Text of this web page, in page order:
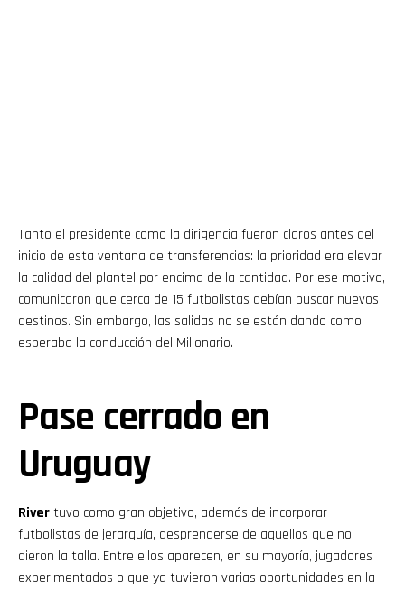
Tanto el presidente como la dirigencia fueron claros antes del
inicio de esta ventana de transferencias: la prioridad era elevar
la calidad del plantel por encima de la cantidad. Por ese motivo,
comunicaron que cerca de 15 futbolistas debían buscar nuevos
destinos. Sin embargo, las salidas no se están dando como
esperaba la conducción del Millonario.
Pase cerrado en
Uruguay
Rivertuvo como gran objetivo, además de incorporar
futbolistas de jerarquía, desprenderse de aquellos que no
dieron la talla. Entre ellos aparecen, en su mayoría, jugadores
experimentados o que ya tuvieron varias oportunidades en la